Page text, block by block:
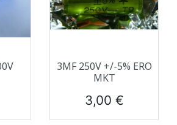
3ΜF 250V +/-5% ERO
MKT
Prix
3,00 €